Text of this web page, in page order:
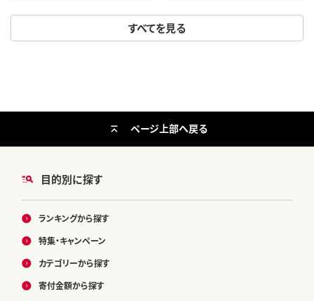
すべてを見る
目的別に探す
ランキングから探す
特集・キャンペーン
カテゴリーから探す
寄付金額から探す
ページ上部へ戻る